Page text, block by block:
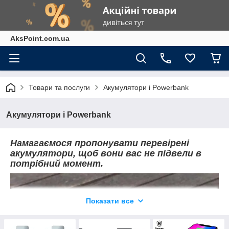
AksPoint.com.ua
Товари та послуги Акумулятори і Powerbank
Акумулятори і Powerbank
Намагаємося пропонувати перевірені
акумулятори, щоб вони вас не підвели в
потрібний момент.
Показати все